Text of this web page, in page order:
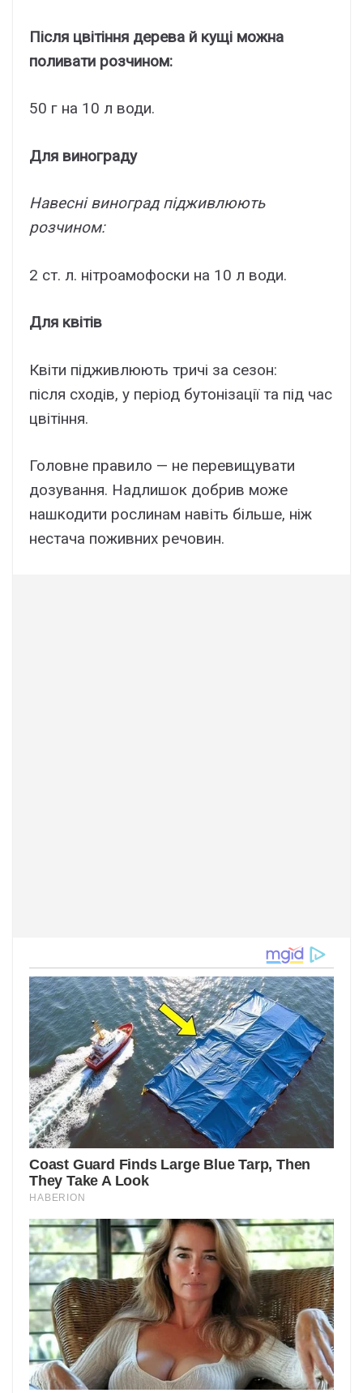
Після цвітіння дерева й кущі можна
поливати розчином:
50 г на 10 л води.
Для винограду
Навесні виноград підживлюють
розчином:
2 ст. л. нітроамофоски на 10 л води.
Для квітів
Квіти підживлюють тричі за сезон:
після сходів, у період бутонізації та під час
цвітіння.
Головне правило — не перевищувати
дозування. Надлишок добрив може
нашкодити рослинам навіть більше, ніж
нестача поживних речовин.